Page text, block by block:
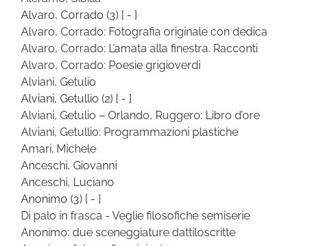
Alvaro, Corrado (3) [ - ]
Alvaro, Corrado: Fotografia originale con dedica
Alvaro, Corrado: L’amata alla finestra. Racconti
Alvaro, Corrado: Poesie grigioverdi
Alviani, Getulio
Alviani, Getullio (2) [ - ]
Alviani, Getulio – Orlando, Ruggero: Libro d’ore
Alviani, Getullio: Programmazioni plastiche
Amari, Michele
Anceschi, Giovanni
Anceschi, Luciano
Anonimo (3) [ - ]
Di palo in frasca - Veglie filosofiche semiserie
Anonimo: due sceneggiature dattiloscritte